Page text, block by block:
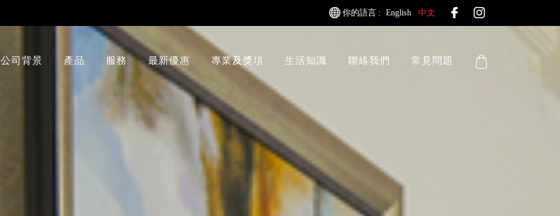
你的語言 : English 中文
公司背景 產品 服務 最新優惠 專業及獎項 生活知識 聯絡我們 常見問題